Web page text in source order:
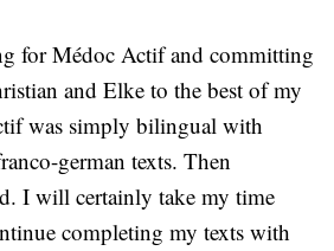
for Médoc Actif and committing
and Elke to the best of my
was simply bilingual with
german texts. Then
I will certainly take my time
completing my texts with